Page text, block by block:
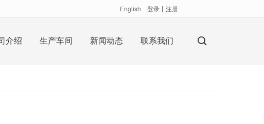
English 登录 丨 注册
介绍 生产车间 新闻动态 联系我们